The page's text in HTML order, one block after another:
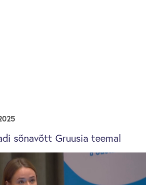
sõnavõtt Gruusia teemal